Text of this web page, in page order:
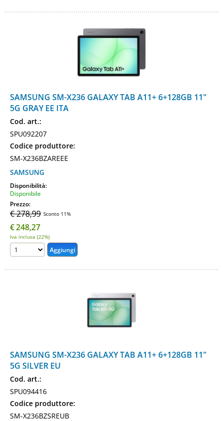
SAMSUNG SM-X236 GALAXY TAB A11+ 6+128GB 11"
5G GRAY EE ITA
Cod. art.:
SPU092207
Codice produttore:
SM-X236BZAREEE
SAMSUNG
Disponibilità:
Disponibile
Prezzo:
€ 278,99 Sconto 11%
€248,27
Iva inclusa (22%)
SAMSUNG SM-X236 GALAXY TAB A11+ 6+128GB 11"
5G SILVER EU
Cod. art.:
SPU094416
Codice produttore:
SM-X236BZSREUB